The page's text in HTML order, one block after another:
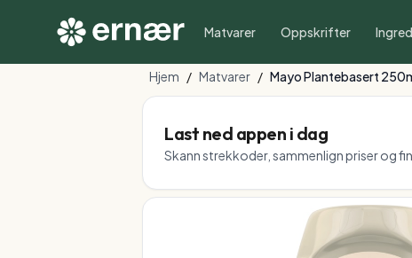
Matvarer Oppskrifter
Hjem / Matvarer / Mayo Plantebasert
Last ned appen i dag
Skann strekkoder, sammenlign priser og